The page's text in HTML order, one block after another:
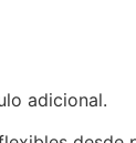
adicional.